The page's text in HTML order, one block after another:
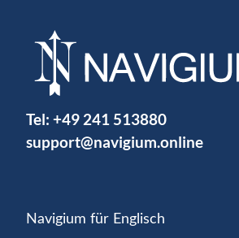
Tel: +49 241 513880
support@navigium.online
Navigium für Englisch